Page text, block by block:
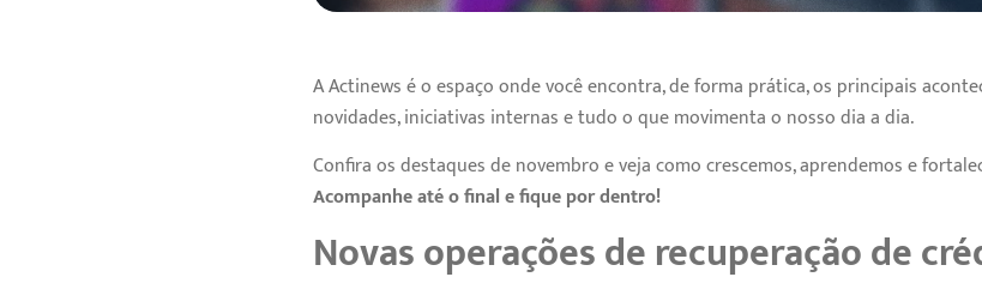
A Actinews é o espaço onde você encontra, de forma prática, os principais
novidades, iniciativas internas e tudo o que movimenta o nosso dia a dia.
Confira os destaques de novembro e veja como crescemos, aprendemos e
Acompanhe até o final e fique por dentro!
Novas operações de recuperação de